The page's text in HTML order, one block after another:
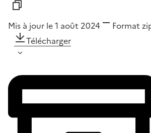
Mis à jour le 1 août 2024 Format
Télécharger